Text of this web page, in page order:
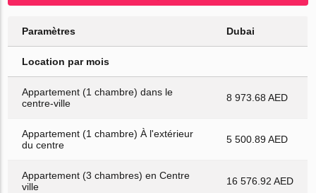
Paramètres Dubai
Location par mois
Appartement (1 chambre) dans le
centre-ville
8 973.68 AED
Appartement (1 chambre) À l'extérieur
du centre
5 500.89 AED
Appartement (3 chambres) en Centre
ville
16 576.92 AED